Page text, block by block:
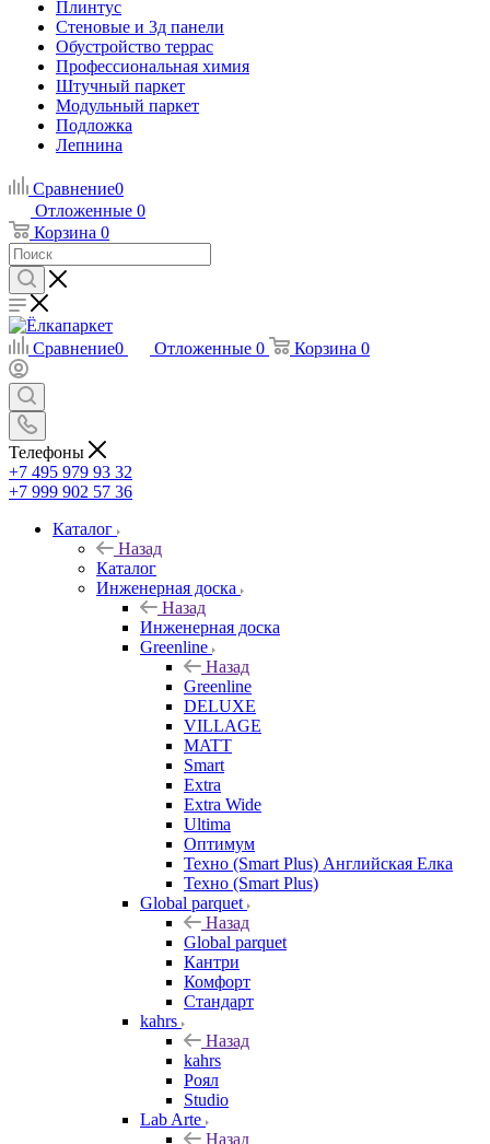
Плинтус
Стеновые и 3д панели
Обустройство террас
Профессиональная химия
Штучный паркет
Модульный паркет
Подложка
Лепнина
Сравнение0
Отложенные 0
Корзина 0
Сравнение0 Отложенные 0 Корзина 0
Телефоны
+7 495 979 93 32
+7 999 902 57 36
Каталог
Назад
Каталог
Инженерная доска
Назад
Инженерная доска
Greenline
Назад
Greenline
DELUXE
VILLAGE
MATT
Smart
Extra
Extra Wide
Ultima
Оптимум
Техно (Smart Plus) Английская Елка
Техно (Smart Plus)
Global parquet
Назад
Global parquet
Кантри
Комфорт
Стандарт
kahrs
Назад
kahrs
Роял
Studio
Lab Arte
Назад